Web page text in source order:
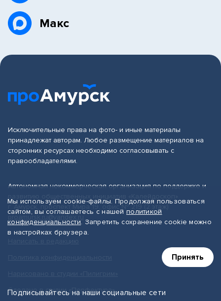
Макс
Исключительные права на фото- и иные материалы
принадлежат авторам. Любое размещение материалов на
сторонних ресурсах необходимо согласовывать с
правообладателями.
Автономная некоммерческая организация по поддержке и
г. Амурск, проспект Мира 19, офис № 219 (2 этаж)
proamursk.ru@yandex.ru
Сделано в студии «Перфектура»
Мы используем cookie-файлы. Продолжая пользоваться
сайтом, вы соглашаетесь с нашей политикой
конфиденциальности. Запретить сохранение cookie можно
в настройках браузера.
Принять
Подписывайтесь на наши социальные сети